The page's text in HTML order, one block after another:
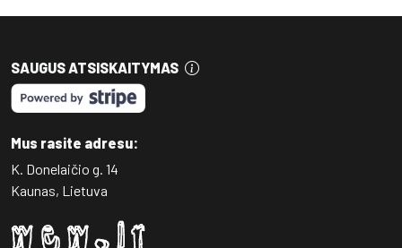
SAUGUS ATSISKAITYMAS
Mus rasite adresu:
K. Donelaičio g. 14
Kaunas, Lietuva